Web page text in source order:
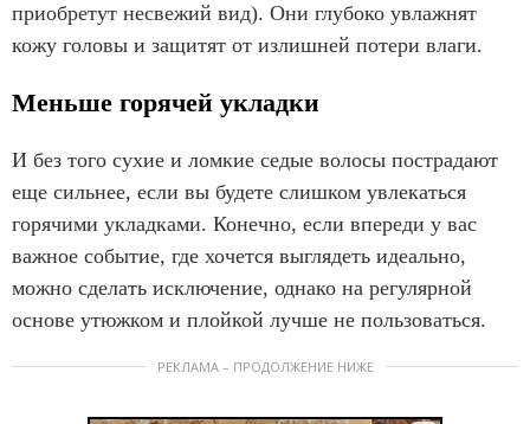
приобретут несвежий вид). Они глубоко увлажнят
кожу головы и защитят от излишней потери влаги.
Меньше горячей укладки
И без того сухие и ломкие седые волосы пострадают
еще сильнее, если вы будете слишком увлекаться
горячими укладками. Конечно, если впереди у вас
важное событие, где хочется выглядеть идеально,
можно сделать исключение, однако на регулярной
основе утюжком и плойкой лучше не пользоваться.
РЕКЛАМА – ПРОДОЛЖЕНИЕ НИЖЕ